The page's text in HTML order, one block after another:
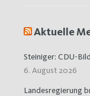
Aktuelle
Steiniger: CDU-
6. August 2026
Landesregierung